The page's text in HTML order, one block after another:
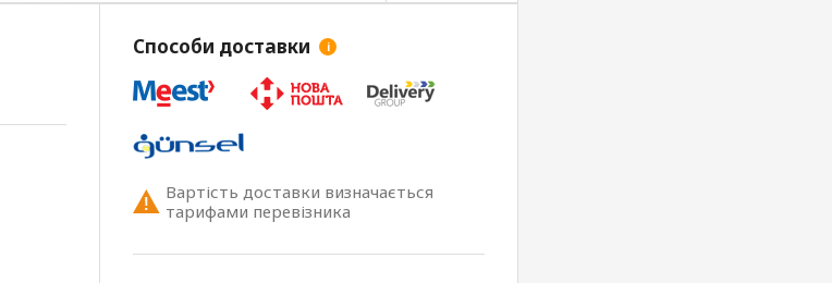
Способи доставки i
Вартість доставки визначається
тарифами перевізника